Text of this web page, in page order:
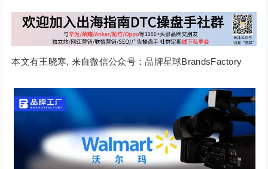
本文有王晓寒, 来自微信公众号：品牌星球BrandsFactory